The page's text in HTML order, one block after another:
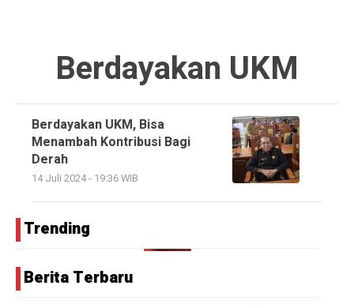
Berdayakan UKM
Berdayakan UKM, Bisa
Menambah Kontribusi Bagi
Derah
14 Juli 2024 - 19:36 WIB
Trending
Berita Terbaru